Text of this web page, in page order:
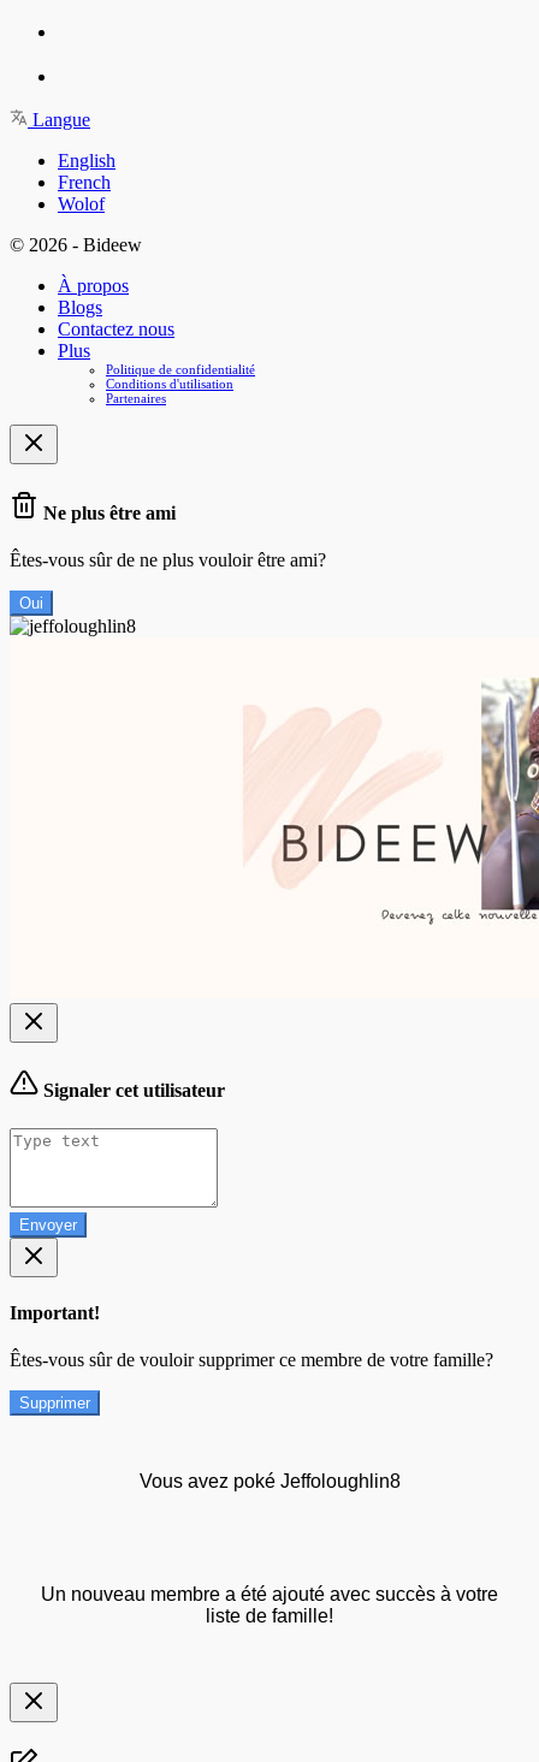
Langue
English
French
Wolof
© 2026 - Bideew
À propos
Blogs
Contactez nous
Plus
Politique de confidentialité
Conditions d'utilisation
Partenaires
Ne plus être ami
Êtes-vous sûr de ne plus vouloir être ami?
Oui
Signaler cet utilisateur
Envoyer
Important!
Êtes-vous sûr de vouloir supprimer ce membre de votre famille?
Supprimer
Vous avez poké Jeffoloughlin8
Un nouveau membre a été ajouté avec succès à votre
liste de famille!